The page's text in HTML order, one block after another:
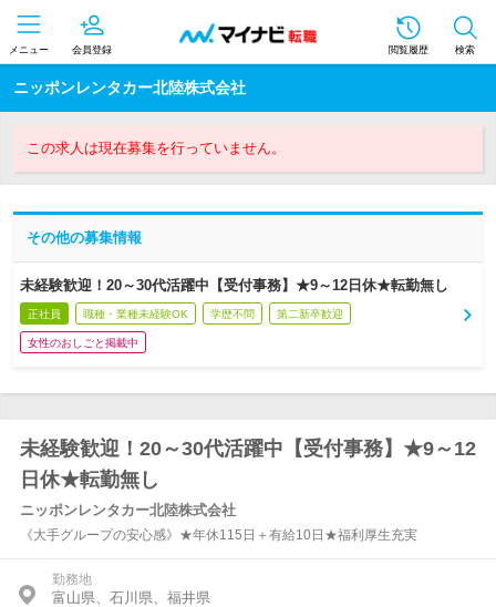
メニュー 会員登録 閲覧履歴 検索
ニッポンレンタカー北陸株式会社
この求人は現在募集を行っていません。
その他の募集情報
未経験歓迎！20～30代活躍中【受付事務】★9～12日休★転勤無し
正社員 職種・業種未経験OK 学歴不問 第二新卒歓迎
女性のおしごと掲載中
未経験歓迎！20～30代活躍中【受付事務】★9～12
日休★転勤無し
ニッポンレンタカー北陸株式会社
《大手グループの安心感》★年休115日＋有給10日★福利厚生充実
勤務地
富山県、石川県、福井県